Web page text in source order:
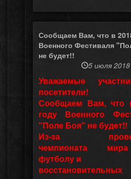
Сообщаем Вам, что в
Военного Фестиваля
не будет!!
5 июля
Уважаемые
посетители!
Сообщаем Вам, что
году Военного
"Поле Боя" не будет!!
Из-за
чемпионата
футболу и